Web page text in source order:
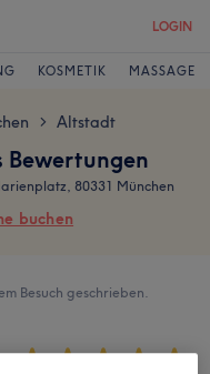
LOGIN
KOSMETIK MASSAGE
> Altstadt
Bewertungen
80331 München
buchen
Besuch geschrieben.